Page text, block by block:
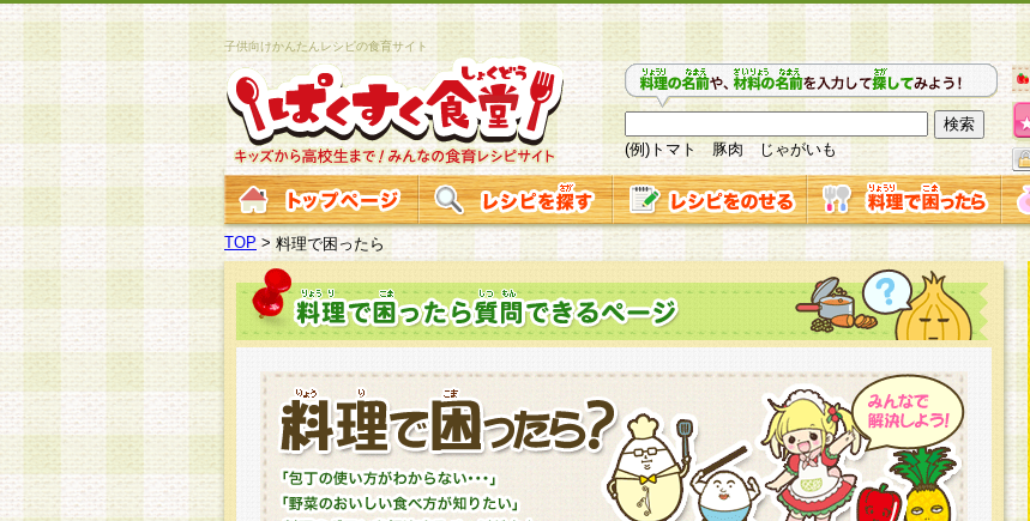
子供向けかんたんレシピの食育サイト
(例)トマト 豚肉 じゃがいも
TOP > 料理で困ったら